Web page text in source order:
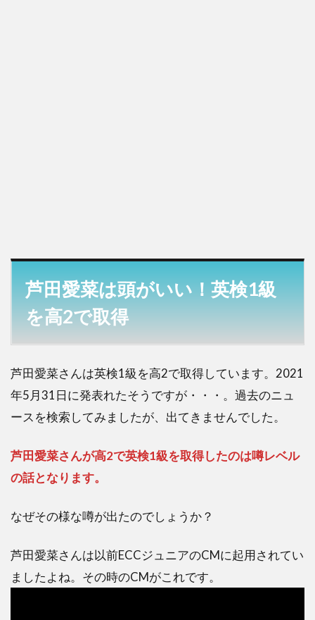
芦田愛菜は頭がいい！英検1級
を高2で取得
芦田愛菜さんは英検1級を高2で取得しています。2021
年5月31日に発表れたそうですが・・・。過去のニュ
ースを検索してみましたが、出てきませんでした。
芦田愛菜さんが高2で英検1級を取得したのは噂レベル
の話となります。
なぜその様な噂が出たのでしょうか？
芦田愛菜さんは以前ECCジュニアのCMに起用されてい
ましたよね。その時のCMがこれです。